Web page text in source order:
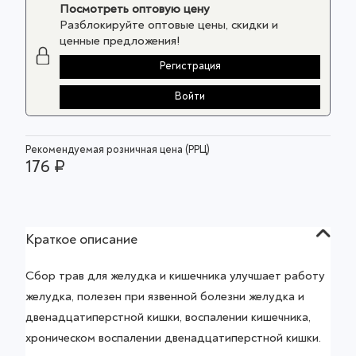
Посмотреть оптовую цену
Разблокируйте оптовые цены, скидки и
ценные предложения!
Регистрация
Войти
Рекомендуемая розничная цена (РРЦ)
176 ₽
Краткое описание
Сбор трав для желудка и кишечника улучшает работу
желудка, полезен при язвенной болезни желудка и
двенадцатиперстной кишки, воспалении кишечника,
хроническом воспалении двенадцатиперстной кишки.